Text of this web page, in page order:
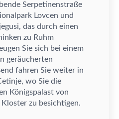
Serpetinenstraße
Lovcen und
das durch einen
zu Ruhm
Sie sich bei einem
geräucherten
end fahren Sie weiter in
wo Sie die
Königspalast von
zu besichtigen.